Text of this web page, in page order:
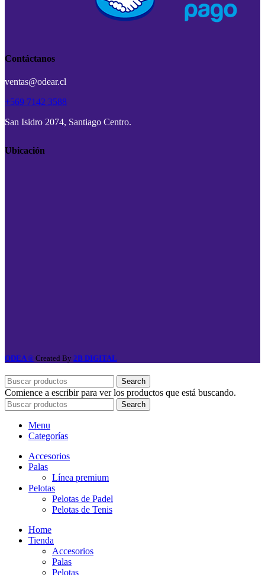
Contáctanos
ventas@odear.cl
+569 7142 3588
San Isidro 2074, Santiago Centro.
Ubicación
ODEA ® Created By 2B DIGITAL
Search
Comience a escribir para ver los productos que está buscando.
Search
Menu
Categorías
Accesorios
Palas
Línea premium
Pelotas
Pelotas de Padel
Pelotas de Tenis
Home
Tienda
Accesorios
Palas
Pelotas